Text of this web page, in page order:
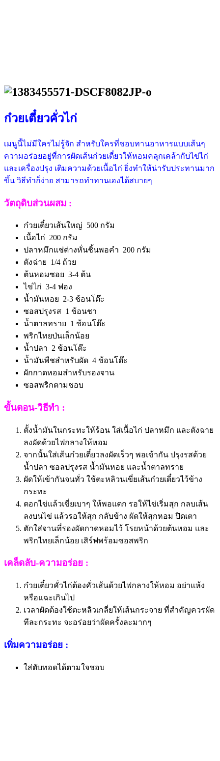
ก๋วยเตี๋ยวคั่วไก่
เมนูนี้ไม่มีใครไม่รู้จัก สำหรับใครที่ชอบทานอาหารแบบเส้นๆ
ความอร่อยอยู่ที่การผัดเส้นก๋วยเตี๋ยวให้หอมคลุกเคล้ากับไข่ไก่
และเครื่องปรุง เติมความด้วยเนื้อไก่ ยิ่งทำให้น่ารับประทานมาก
ขึ้น วิธีทำก็ง่าย สามารถทำทานเองได้สบายๆ
วัตถุดิบส่วนผสม :
ก๋วยเตี๋ยวเส้นใหญ่ 500 กรัม
เนื้อไก่ 200 กรัม
ปลาหมึกแช่ด่างหั่นชิ้นพอคำ 200 กรัม
ตังฉ่าย 1/4 ถ้วย
ต้นหอมซอย 3-4 ต้น
ไข่ไก่ 3-4 ฟอง
น้ำมันหอย 2-3 ช้อนโต๊ะ
ซอสปรุงรส 1 ช้อนชา
น้ำตาลทราย 1 ช้อนโต๊ะ
พริกไทยป่นเล็กน้อย
น้ำปลา 2 ช้อนโต๊ะ
น้ำมันพืชสำหรับผัด 4 ช้อนโต๊ะ
ผักกาดหอมสำหรับรองจาน
ซอสพริกตามชอบ
ขั้นตอน-วิธีทำ :
ตั้งน้ำมันในกระทะให้ร้อน ใส่เนื้อไก่ ปลาหมึก และตังฉาย
ลงผัดด้วยไฟกลางให้หอม
จากนั้นใส่เส้นก๋วยเตี๋ยวลงผัดเร็วๆ พอเข้ากัน ปรุงรสด้วย
น้ำปลา ซอลปรุงรส น้ำมันหอย และน้ำตาลทราย
ผัดให้เข้ากันจนทั่ว ใช้ตะหลิวนเขี่ยเส้นก๋วยเตี๋ยวไว้ข้าง
กระทะ
ตอกไข่แล้วเขี่ยเบาๆ ให้พอแตก รอให้ไข่เริ่มสุก กลบเส้น
ลงบนไข่ แล้วรอให้สุก กลับข้าง ผัดให้สุกหอม ปิดเตา
ตักใส่จานที่รองผัดกาดหอมไว้ โรยหน้าด้วยต้นหอม และ
พริกไทยเล็กน้อย เสิร์ฟพร้อมซอสพริก
เคล็ดลับ-ความอร่อย :
ก๋วยเตี๋ยวคั่วไก่ต้องคั่วเส้นด้วยไฟกลางให้หอม อย่าแห้ง
หรือแฉะเกินไป
เวลาผัดต้องใช้ตะหลิวเกลี่ยให้เส้นกระจาย ที่สำคัญควรผัด
ทีละกระทะ จะอร่อยว่าผัดครั้งละมากๆ
เพิ่มความอร่อย :
ใส่ตับทอดได้ตามใจชอบ